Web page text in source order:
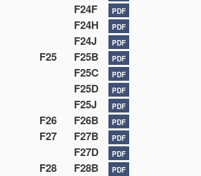
F24F PDF
F24H PDF
F24J PDF
F25 F25B PDF
F25C PDF
F25D PDF
F25J PDF
F26 F26B PDF
F27 F27B PDF
F27D PDF
F28 F28B PDF